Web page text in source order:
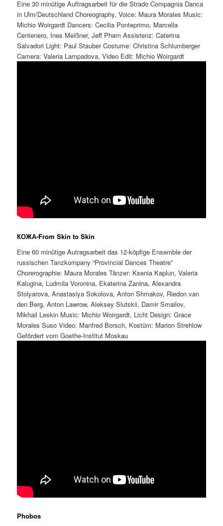
Eine 30 minütige Auftragsarbeit für die Strado Compagnia Danca
in Ulm/Deutschland Choreography, Voice: Maura Morales Music:
Michio Woirgardt Dancers: Cecilia Ponteprimo, Marcella
Centenero, Ines Meißner, Jeff Pham Assistenz: Caterina
Salvadori Light: Paul Stauber Costume: Christina Schlumberger
Camera: Valeria Lampadova, Video Edit: Michio Woirgardt
КОЖА-From Skin to Skin
Eine 60 minütige Autragsarbeit das 12-köpfige Ensemble der
russischen Tanzkompany “Provincial Dances Theatre”
Chorerographie: Maura Morales Tänzer: Ksenia Kaplun, Valeria
Kalugina, Ludmila Voronina, Ekaterina Zanina, Alexandra
Stolyarova, Anastasiya Sokolova, Anton Shmakov, Riedon van
den Berg, Anton Lawrow, Aleksey Slutskii, Damir Smailov,
Mikhail Leskin Music: Michio Woirgardt, Licht Design: Grace
Morales Suso Video: Manfred Borsch, Kostüm: Marion Strehlow
Gefördert vom Goethe-Institut Moskau
Phobos